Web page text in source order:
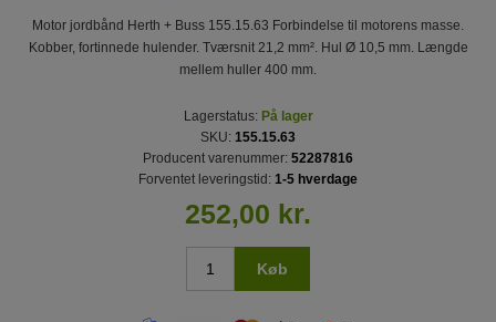
Motor jordbånd Herth + Buss 155.15.63 Forbindelse til motorens masse.
Kobber, fortinnede hulender. Tværsnit 21,2 mm². Hul Ø 10,5 mm. Længde
mellem huller 400 mm.
Lagerstatus: På lager
SKU: 155.15.63
Producent varenummer: 52287816
Forventet leveringstid: 1-5 hverdage
252,00 kr.
Køb